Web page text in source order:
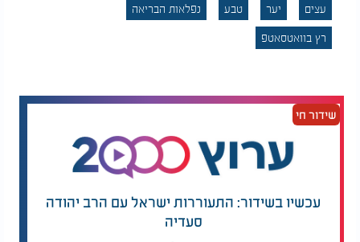
תמיכה שמעבירים משאבים ומסייעים לצמיחה של עצים
צעירים. לכן, כריתה שלהם עלולה לפגוע במערכת
שלמה.
למרות ההתקדמות במחקר, עדיין קיים ויכוח בין מדענים
עד כמה נכון להגדיר את התופעה הזו כתקשורת. ברור
שיש העברה של חומרים ואותות בין עצים, אך אין
מדובר במודעות או בחשיבה כפי שמוכרת אצל בני אדם.
המשמעות היא שהיער שקט רק לכאורה. מתחת לפני
האדמה פועלת מערכת מורכבת, חיה ודינמית, שמקשרת
בין עצים ומאפשרת להם להגיב, להתחזק ולשרוד. זהו
עצים יער טבע
נפלאות הבריאה
רץ בוואטסאטפ
שידור חי
עכשיו בשידור: התעוררות ישראל עם הרב יהודה
סעדיה